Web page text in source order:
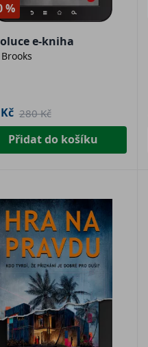
%
e-kniha
280 Kč
Přidat do košíku